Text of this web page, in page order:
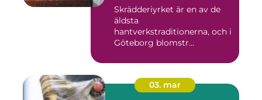
Skrädderiyrket är en av de
äldsta
hantverkstraditionerna, och i
Göteborg blomstr...
03. mar